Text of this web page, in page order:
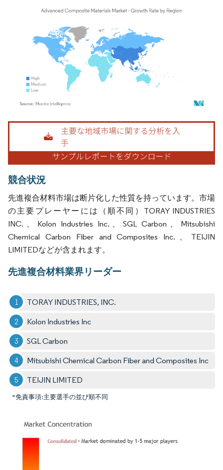
画像 © Mordor Intelligence。再利用にはCC BY 4.0の表示が必要です。
競合状況
先進複合材料市場は断片化した性質を持っています。市場
の主要プレーヤーには（順不同）TORAY INDUSTRIES
INC.、Kolon Industries Inc.、SGL Carbon、Mitsubishi
Chemical Carbon Fiber and Composites Inc.、TEIJIN
LIMITEDなどが含まれます。
先進複合材料業界リーダー
TORAY INDUSTRIES, INC.
Kolon Industries Inc
SGL Carbon
Mitsubishi Chemical Carbon Fiber and Composites Inc
TEIJIN LIMITED
*免責事項:主要選手の並び順不同